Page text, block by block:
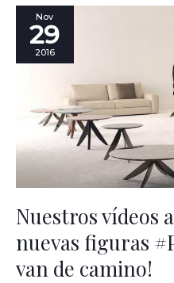
Nov
29
2016
Nuestros vídeos
nuevas figuras
van de camino!
Nuestros
vídeos
artesanales.
#PorqueBerto
de